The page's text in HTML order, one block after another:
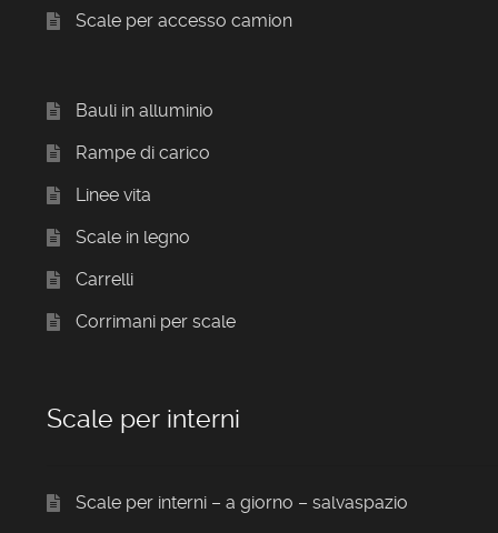
Scale per accesso camion
Bauli in alluminio
Rampe di carico
Linee vita
Scale in legno
Carrelli
Corrimani per scale
Scale per interni
Scale per interni – a giorno – salvaspazio